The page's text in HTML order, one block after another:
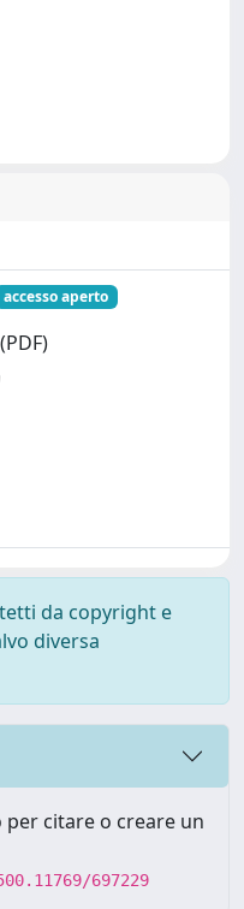
accesso aperto
da copyright e
diversa
citare o creare un
697229